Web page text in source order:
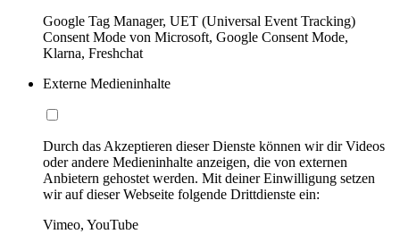
Google Tag Manager, UET (Universal Event Tracking)
Consent Mode von Microsoft, Google Consent Mode,
Klarna, Freshchat
Externe Medieninhalte
Durch das Akzeptieren dieser Dienste können wir dir Videos
oder andere Medieninhalte anzeigen, die von externen
Anbietern gehostet werden. Mit deiner Einwilligung setzen
wir auf dieser Webseite folgende Drittdienste ein:
Vimeo, YouTube